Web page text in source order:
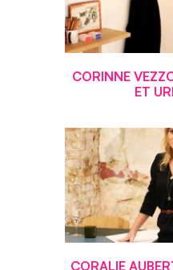
CORINNE
ET
CORALIE